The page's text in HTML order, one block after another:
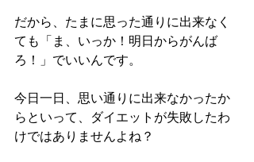
だから、たまに思った通りに出来なく
ても「ま、いっか！明日からがんば
ろ！」でいいんです。
今日一日、思い通りに出来なかったか
らといって、ダイエットが失敗したわ
けではありませんよね？